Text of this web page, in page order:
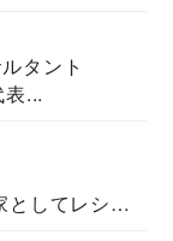
タント
...
してレシピ